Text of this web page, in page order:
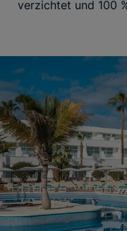
verzichtet und 100